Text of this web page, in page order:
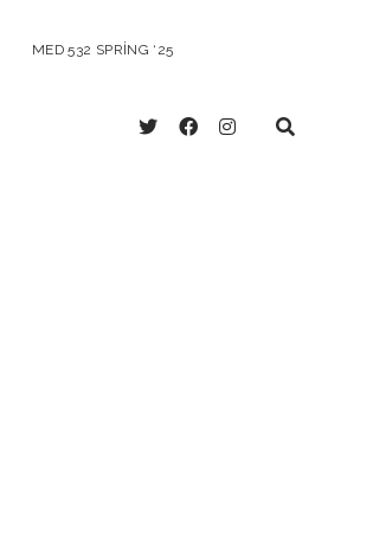
MED 532 SPRING ‘25
twitterfacebook
instagram